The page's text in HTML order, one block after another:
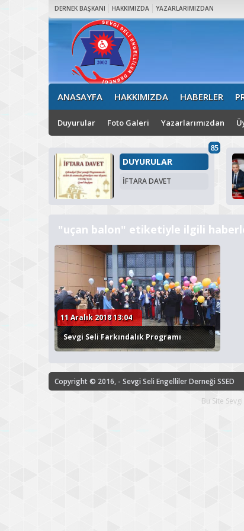
DERNEK BAŞKANI HAKKIMIZDA YAZARLARIMIZDAN
ANASAYFA HAKKIMIZDA HABERLER
Duyurular Foto Galeri Yazarlarımızdan
85
DUYURULAR
İFTARA DAVET
"uçan balon" etiketiyle ilgili
11 Aralık 2018 13:04
Sevgi Seli Farkındalık Programı
Copyright © 2016, - Sevgi Seli Engelliler Derneği SSED
Bu Site